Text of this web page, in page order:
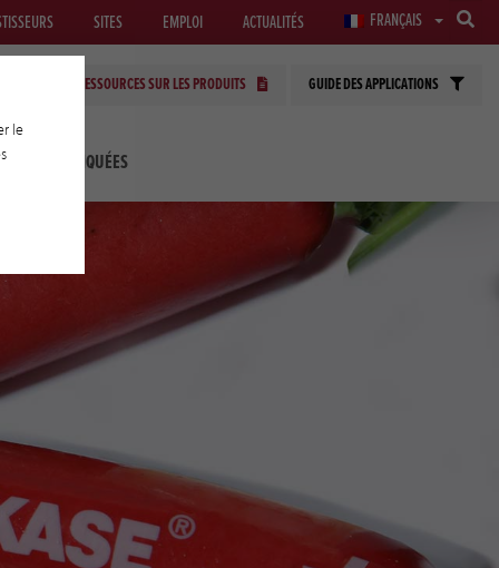
SITES EMPLOI ACTUALITÉS FRANÇAIS
APPLIQUÉES
RESSOURCES SUR LES PRODUITS GUIDE DES APPLICATIONS
le